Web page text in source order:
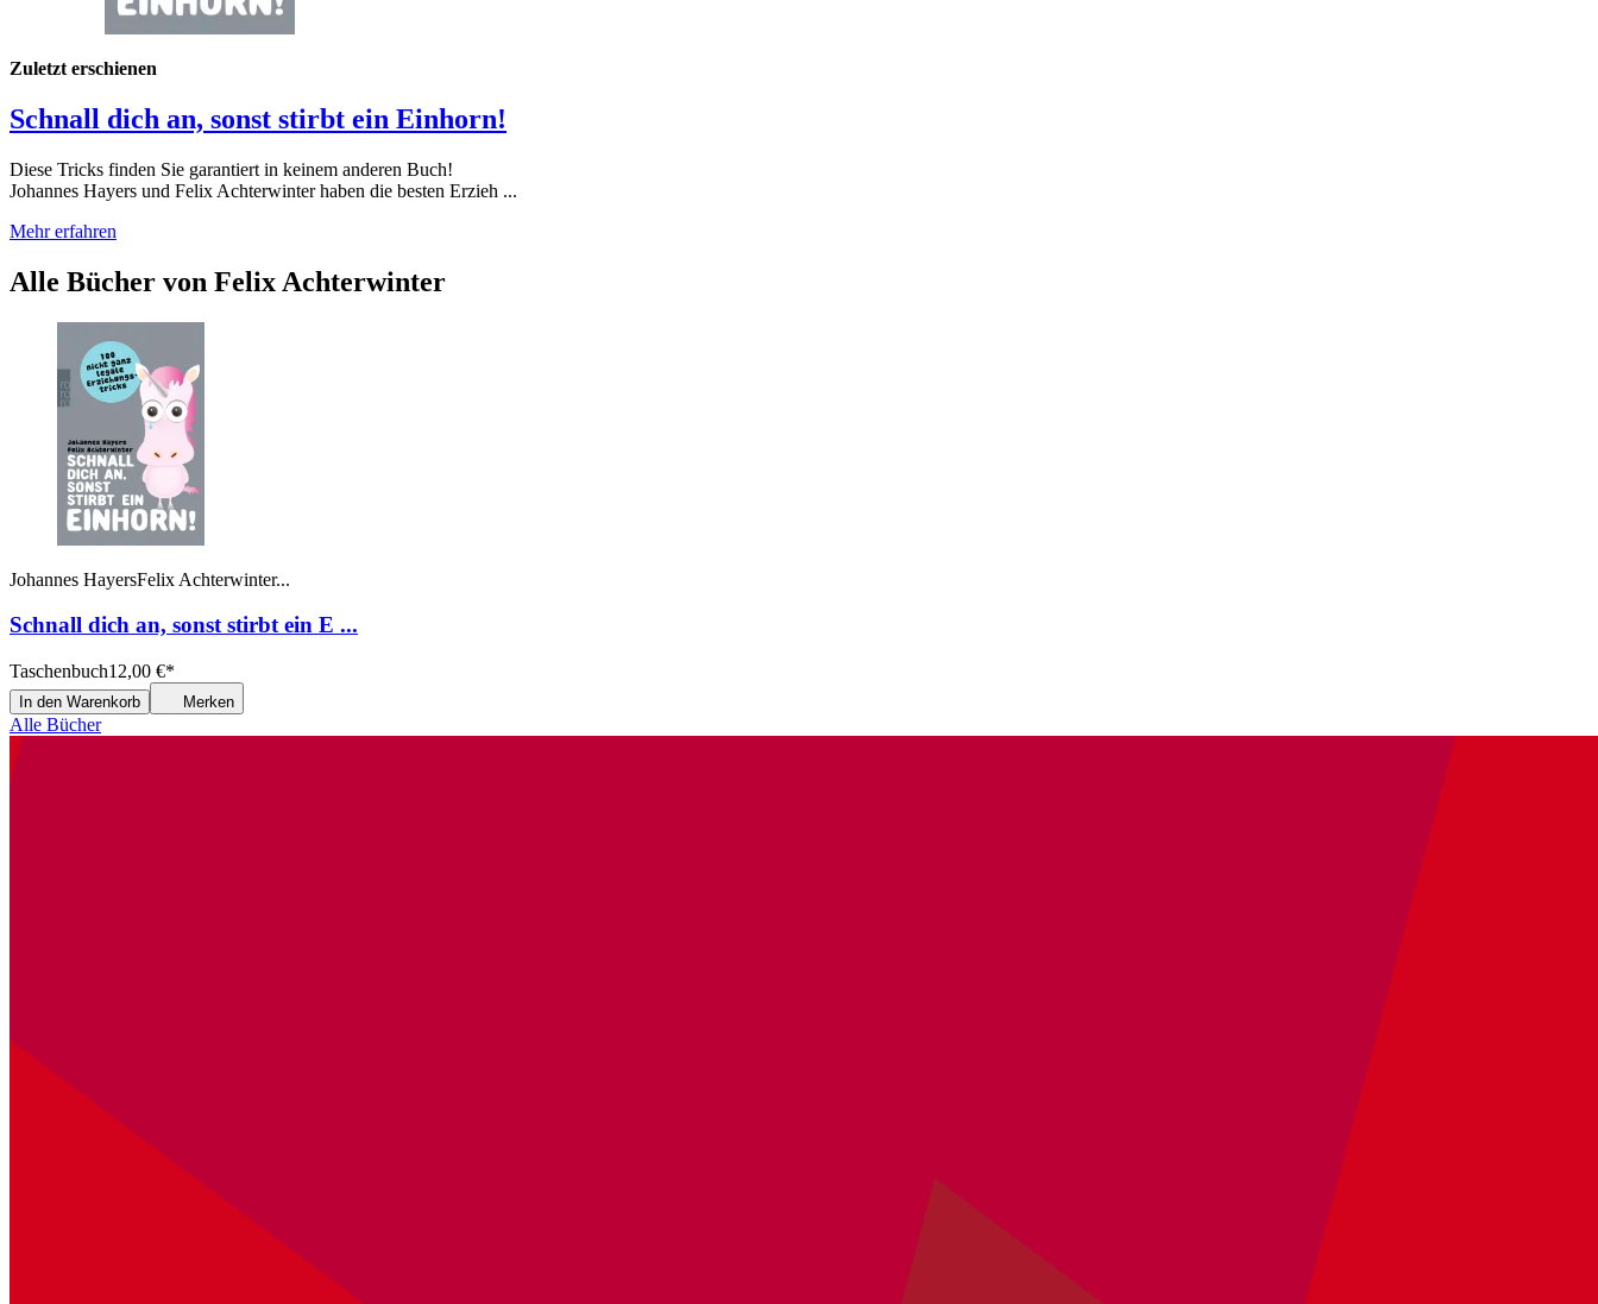
Zuletzt erschienen
Schnall dich an, sonst stirbt ein Einhorn!
Diese Tricks finden Sie garantiert in keinem anderen Buch!
Johannes Hayers und Felix Achterwinter haben die besten Erzieh ...
Mehr erfahren
Alle Bücher von Felix Achterwinter
Johannes HayersFelix Achterwinter...
Schnall dich an, sonst stirbt ein E ...
Taschenbuch12,00 €*
In den Warenkorb Merken
Alle Bücher